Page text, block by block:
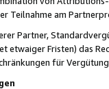
Teilnahme am
Partner,
etwaiger Fristen) das
für